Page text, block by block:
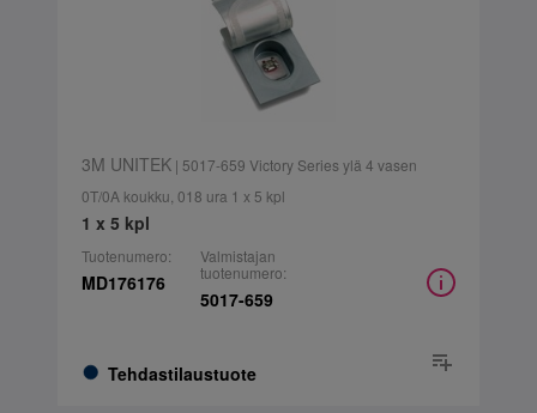
3M UNITEK| 5017-659 Victory Series ylä 4 vasen
0T/0A koukku, 018 ura 1 x 5 kpl
1 x 5 kpl
Tuotenumero:
MD176176
Tehdastilaustuote
Valmistajan
tuotenumero:
5017-659